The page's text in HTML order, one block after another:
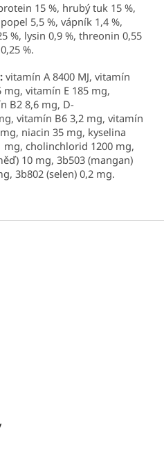
15 %, hrubý tuk 15 %,
5,5 %, vápník 1,4 %,
%, lysin 0,9 %, threonin 0,55
%.
vitamín A 8400 MJ, vitamín
mg, vitamín E 185 mg,
B2 8,6 mg, D-
vitamín B6 3,2 mg, vitamín
niacin 35 mg, kyselina
mg, cholinchlorid 1200 mg,
10 mg, 3b503 (mangan)
3b802 (selen) 0,2 mg.